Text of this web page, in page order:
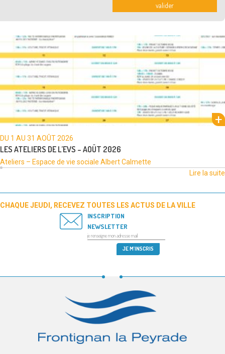
valider
Activités et rendez-vous de l’espace de vie sociale Albert-Calmette La
Ville de Frontignan la Peyrade et ses associations proposent aux …
Lire la suite
Lire
DU 1 AU 31 AOÛT 2026
LES ATELIERS DE L’EVS – AOÛT 2026
Ateliers – Espace de vie sociale Albert Calmette
Lire la suite
CHAQUE JEUDI, RECEVEZ TOUTES LES ACTUS DE LA VILLE
INSCRIPTION
NEWSLETTER